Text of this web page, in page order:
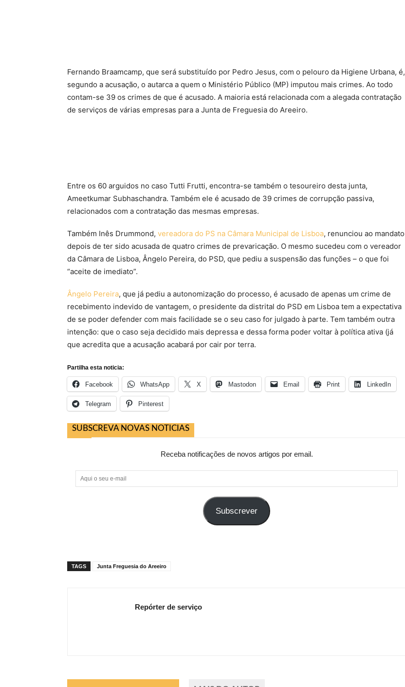
Fernando Braamcamp, que será substituído por Pedro Jesus, com o pelouro da Higiene Urbana, é,
segundo a acusação, o autarca a quem o Ministério Público (MP) imputou mais crimes. Ao todo
contam-se 39 os crimes de que é acusado. A maioria está relacionada com a alegada contratação
de serviços de várias empresas para a Junta de Freguesia do Areeiro.
Entre os 60 arguidos no caso Tutti Frutti, encontra-se também o tesoureiro desta junta,
Ameetkumar Subhaschandra. Também ele é acusado de 39 crimes de corrupção passiva,
relacionados com a contratação das mesmas empresas.
Também Inês Drummond, vereadora do PS na Câmara Municipal de Lisboa, renunciou ao mandato
depois de ter sido acusada de quatro crimes de prevaricação. O mesmo sucedeu com o vereador
da Câmara de Lisboa, Ângelo Pereira, do PSD, que pediu a suspensão das funções – o que foi
“aceite de imediato”.
Ângelo Pereira, que já pediu a autonomização do processo, é acusado de apenas um crime de
recebimento indevido de vantagem, o presidente da distrital do PSD em Lisboa tem a expectativa
de se poder defender com mais facilidade se o seu caso for julgado à parte. Tem também outra
intenção: que o caso seja decidido mais depressa e dessa forma poder voltar à política ativa (já
que acredita que a acusação acabará por cair por terra.
Partilha esta noticia:
Facebook WhatsApp X Mastodon Email Print LinkedIn
Telegram Pinterest
SUBSCREVA NOVAS NOTICIAS
Receba notificações de novos artigos por email.
Aqui
o
Subscrever
TAGS Junta Freguesia do Areeiro
Repórter de serviço